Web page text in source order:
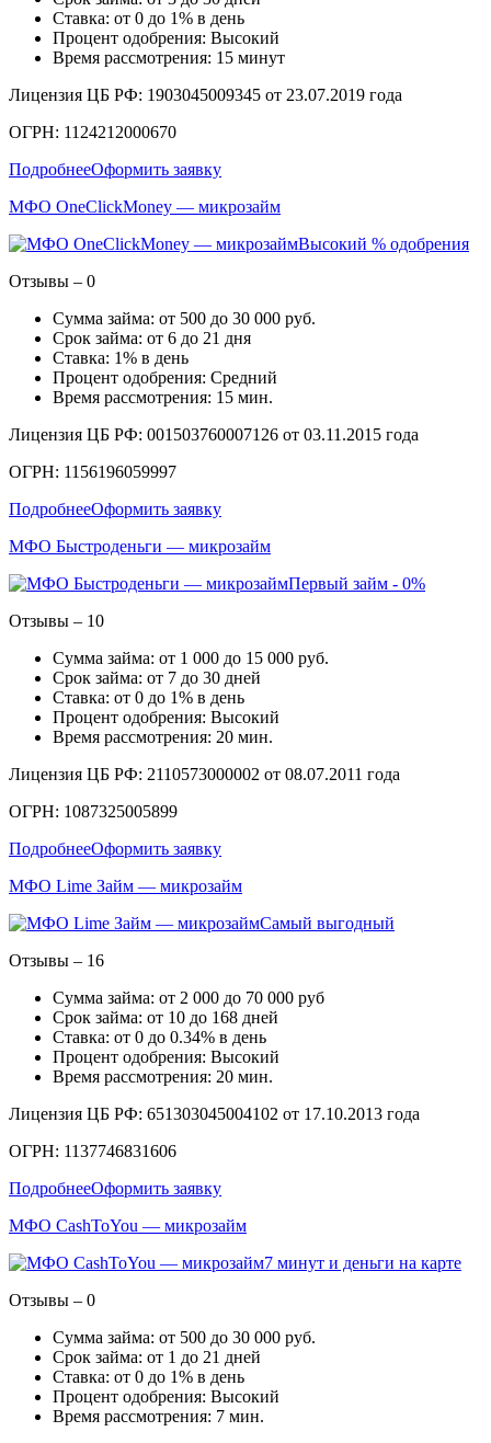
Ставка: от 0 до 1% в день
Процент одобрения: Высокий
Время рассмотрения: 15 минут
Лицензия ЦБ РФ: 1903045009345 от 23.07.2019 года
ОГРН: 1124212000670
ПодробнееОформить заявку
МФО OneClickMoney — микрозайм
Высокий % одобрения
Отзывы – 0
Сумма займа: от 500 до 30 000 руб.
Срок займа: от 6 до 21 дня
Ставка: 1% в день
Процент одобрения: Средний
Время рассмотрения: 15 мин.
Лицензия ЦБ РФ: 001503760007126 от 03.11.2015 года
ОГРН: 1156196059997
ПодробнееОформить заявку
МФО Быстроденьги — микрозайм
Первый займ - 0%
Отзывы – 10
Сумма займа: от 1 000 до 15 000 руб.
Срок займа: от 7 до 30 дней
Ставка: от 0 до 1% в день
Процент одобрения: Высокий
Время рассмотрения: 20 мин.
Лицензия ЦБ РФ: 2110573000002 от 08.07.2011 года
ОГРН: 1087325005899
ПодробнееОформить заявку
МФО Lime Займ — микрозайм
Самый выгодный
Отзывы – 16
Сумма займа: от 2 000 до 70 000 руб
Срок займа: от 10 до 168 дней
Ставка: от 0 до 0.34% в день
Процент одобрения: Высокий
Время рассмотрения: 20 мин.
Лицензия ЦБ РФ: 651303045004102 от 17.10.2013 года
ОГРН: 1137746831606
ПодробнееОформить заявку
МФО CashToYou — микрозайм
7 минут и деньги на карте
Отзывы – 0
Сумма займа: от 500 до 30 000 руб.
Срок займа: от 1 до 21 дней
Ставка: от 0 до 1% в день
Процент одобрения: Высокий
Время рассмотрения: 7 мин.